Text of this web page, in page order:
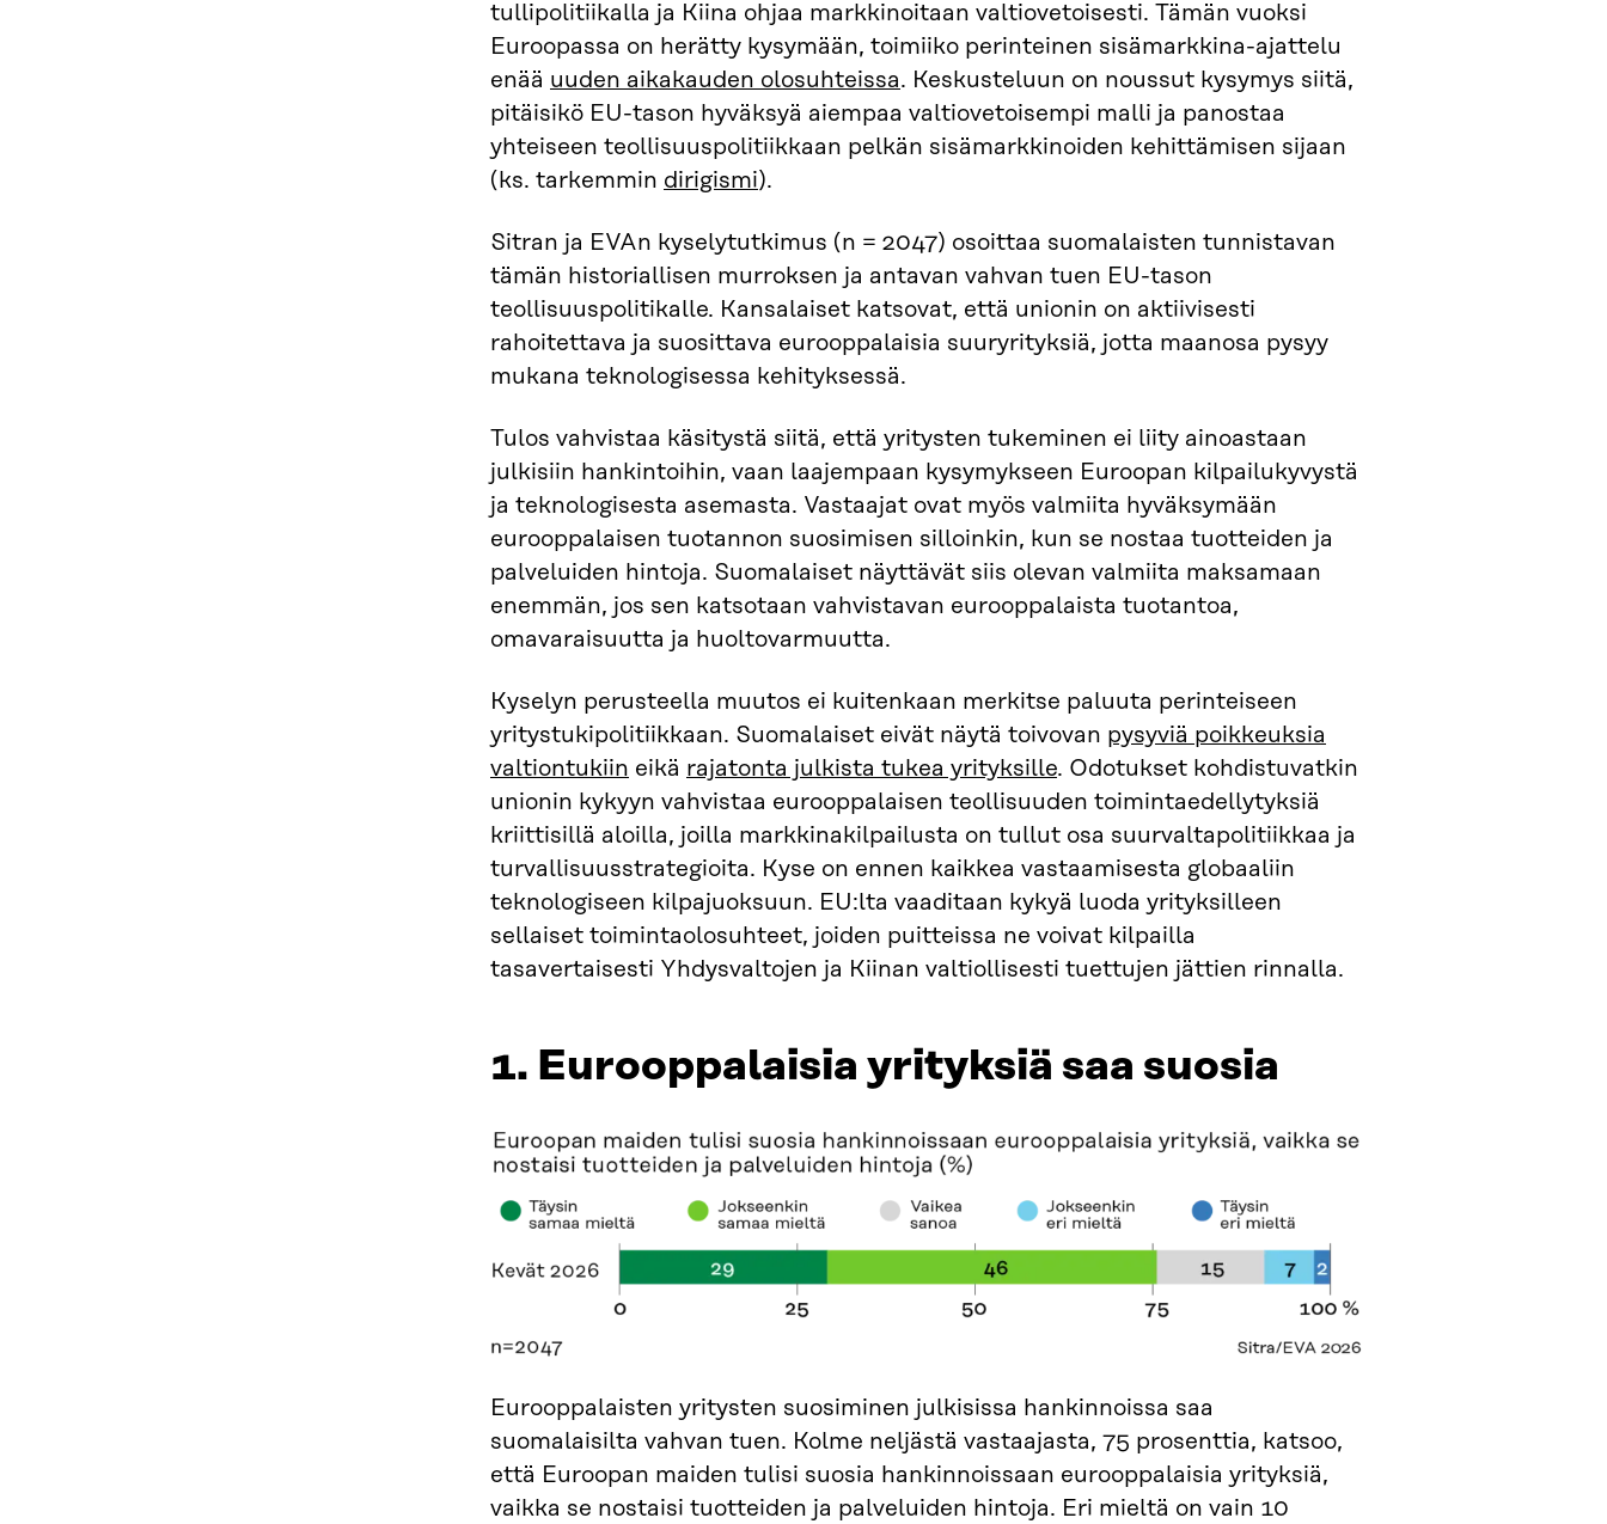
tullipolitiikalla ja Kiina ohjaa markkinoitaan valtiovetoisesti. Tämän vuoksi
Euroopassa on herätty kysymään, toimiiko perinteinen sisämarkkina-ajattelu
enää uuden aikakauden olosuhteissa. Keskusteluun on noussut kysymys siitä,
pitäisikö EU-tason hyväksyä aiempaa valtiovetoisempi malli ja panostaa
yhteiseen teollisuuspolitiikkaan pelkän sisämarkkinoiden kehittämisen sijaan
(ks. tarkemmin dirigismi).
Sitran ja EVAn kyselytutkimus (n = 2047) osoittaa suomalaisten tunnistavan
tämän historiallisen murroksen ja antavan vahvan tuen EU-tason
teollisuuspolitikalle. Kansalaiset katsovat, että unionin on aktiivisesti
rahoitettava ja suosittava eurooppalaisia suuryrityksiä, jotta maanosa pysyy
mukana teknologisessa kehityksessä.
Tulos vahvistaa käsitystä siitä, että yritysten tukeminen ei liity ainoastaan
julkisiin hankintoihin, vaan laajempaan kysymykseen Euroopan kilpailukyvystä
ja teknologisesta asemasta. Vastaajat ovat myös valmiita hyväksymään
eurooppalaisen tuotannon suosimisen silloinkin, kun se nostaa tuotteiden ja
palveluiden hintoja. Suomalaiset näyttävät siis olevan valmiita maksamaan
enemmän, jos sen katsotaan vahvistavan eurooppalaista tuotantoa,
omavaraisuutta ja huoltovarmuutta.
Kyselyn perusteella muutos ei kuitenkaan merkitse paluuta perinteiseen
yritystukipolitiikkaan. Suomalaiset eivät näytä toivovan pysyviä poikkeuksia
valtiontukiin eikä rajatonta julkista tukea yrityksille. Odotukset kohdistuvatkin
unionin kykyyn vahvistaa eurooppalaisen teollisuuden toimintaedellytyksiä
kriittisillä aloilla, joilla markkinakilpailusta on tullut osa suurvaltapolitiikkaa ja
turvallisuusstrategioita. Kyse on ennen kaikkea vastaamisesta globaaliin
teknologiseen kilpajuoksuun. EU:lta vaaditaan kykyä luoda yrityksilleen
sellaiset toimintaolosuhteet, joiden puitteissa ne voivat kilpailla
tasavertaisesti Yhdysvaltojen ja Kiinan valtiollisesti tuettujen jättien rinnalla.
1. Eurooppalaisia yrityksiä saa suosia
Eurooppalaisten yritysten suosiminen julkisissa hankinnoissa saa
suomalaisilta vahvan tuen. Kolme neljästä vastaajasta, 75 prosenttia, katsoo,
että Euroopan maiden tulisi suosia hankinnoissaan eurooppalaisia yrityksiä,
vaikka se nostaisi tuotteiden ja palveluiden hintoja. Eri mieltä on vain 10